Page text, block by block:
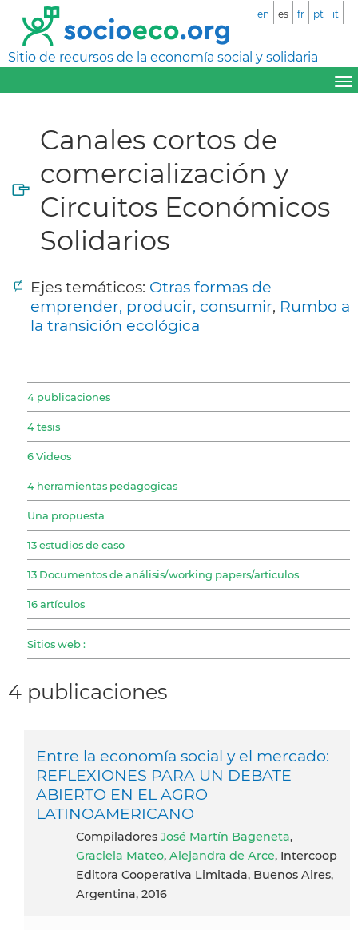
Sitio de recursos de la economía social y solidaria
en es fr pt it
Canales cortos de
comercialización y
Circuitos Económicos
Solidarios
Ejes temáticos: Otras formas de
emprender, producir, consumir, Rumbo a
la transición ecológica
4 publicaciones
4 tesis
6 Videos
4 herramientas pedagogicas
Una propuesta
13 estudios de caso
13 Documentos de análisis/working papers/articulos
16 artículos
Sitios web :
4 publicaciones
Entre la economía social y el mercado:
REFLEXIONES PARA UN DEBATE
ABIERTO EN EL AGRO
LATINOAMERICANO
compiladores José Martín Bageneta,
Graciela Mateo, Alejandra de Arce, Intercoop
Editora Cooperativa Limitada, Buenos Aires,
Argentina, 2016